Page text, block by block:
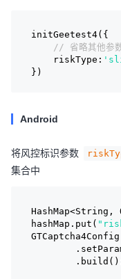
initGeetest4({
// 省略其他参
    riskType:
})
Android
将风控标识参数
集合中
HashMap<String,
hashMap.put(